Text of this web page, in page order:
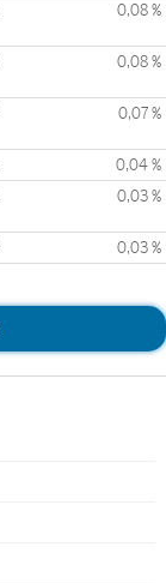
0,08 %
0,08 %
0,07 %
0,04 %
0,03 %
0,03 %